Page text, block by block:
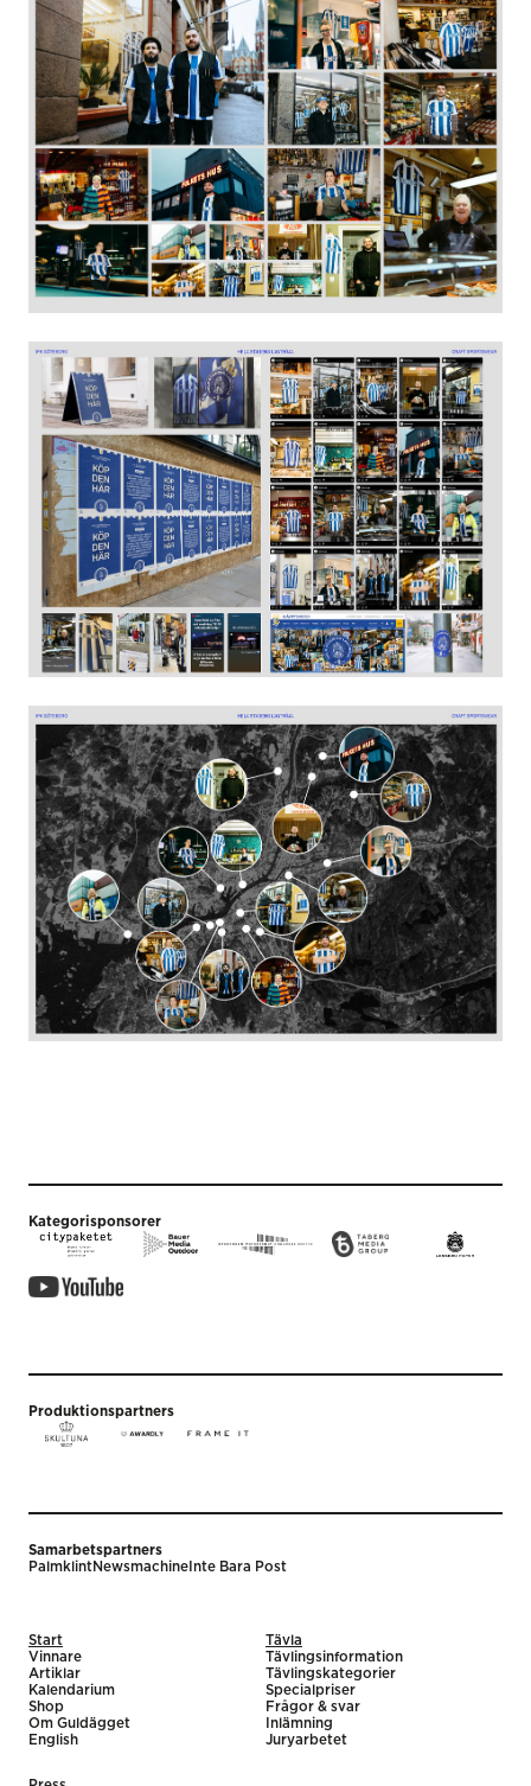
Kategorisponsorer
Produktionspartners
Samarbetspartners
PalmklintNewsmachine Inte Bara Post
Start
Vinnare
Artiklar
Kalendarium
Shop
Om Guldägget
English
Tävla
Tävlingsinformation
Tävlingskategorier
Specialpriser
Frågor & svar
Inlämning
Juryarbetet